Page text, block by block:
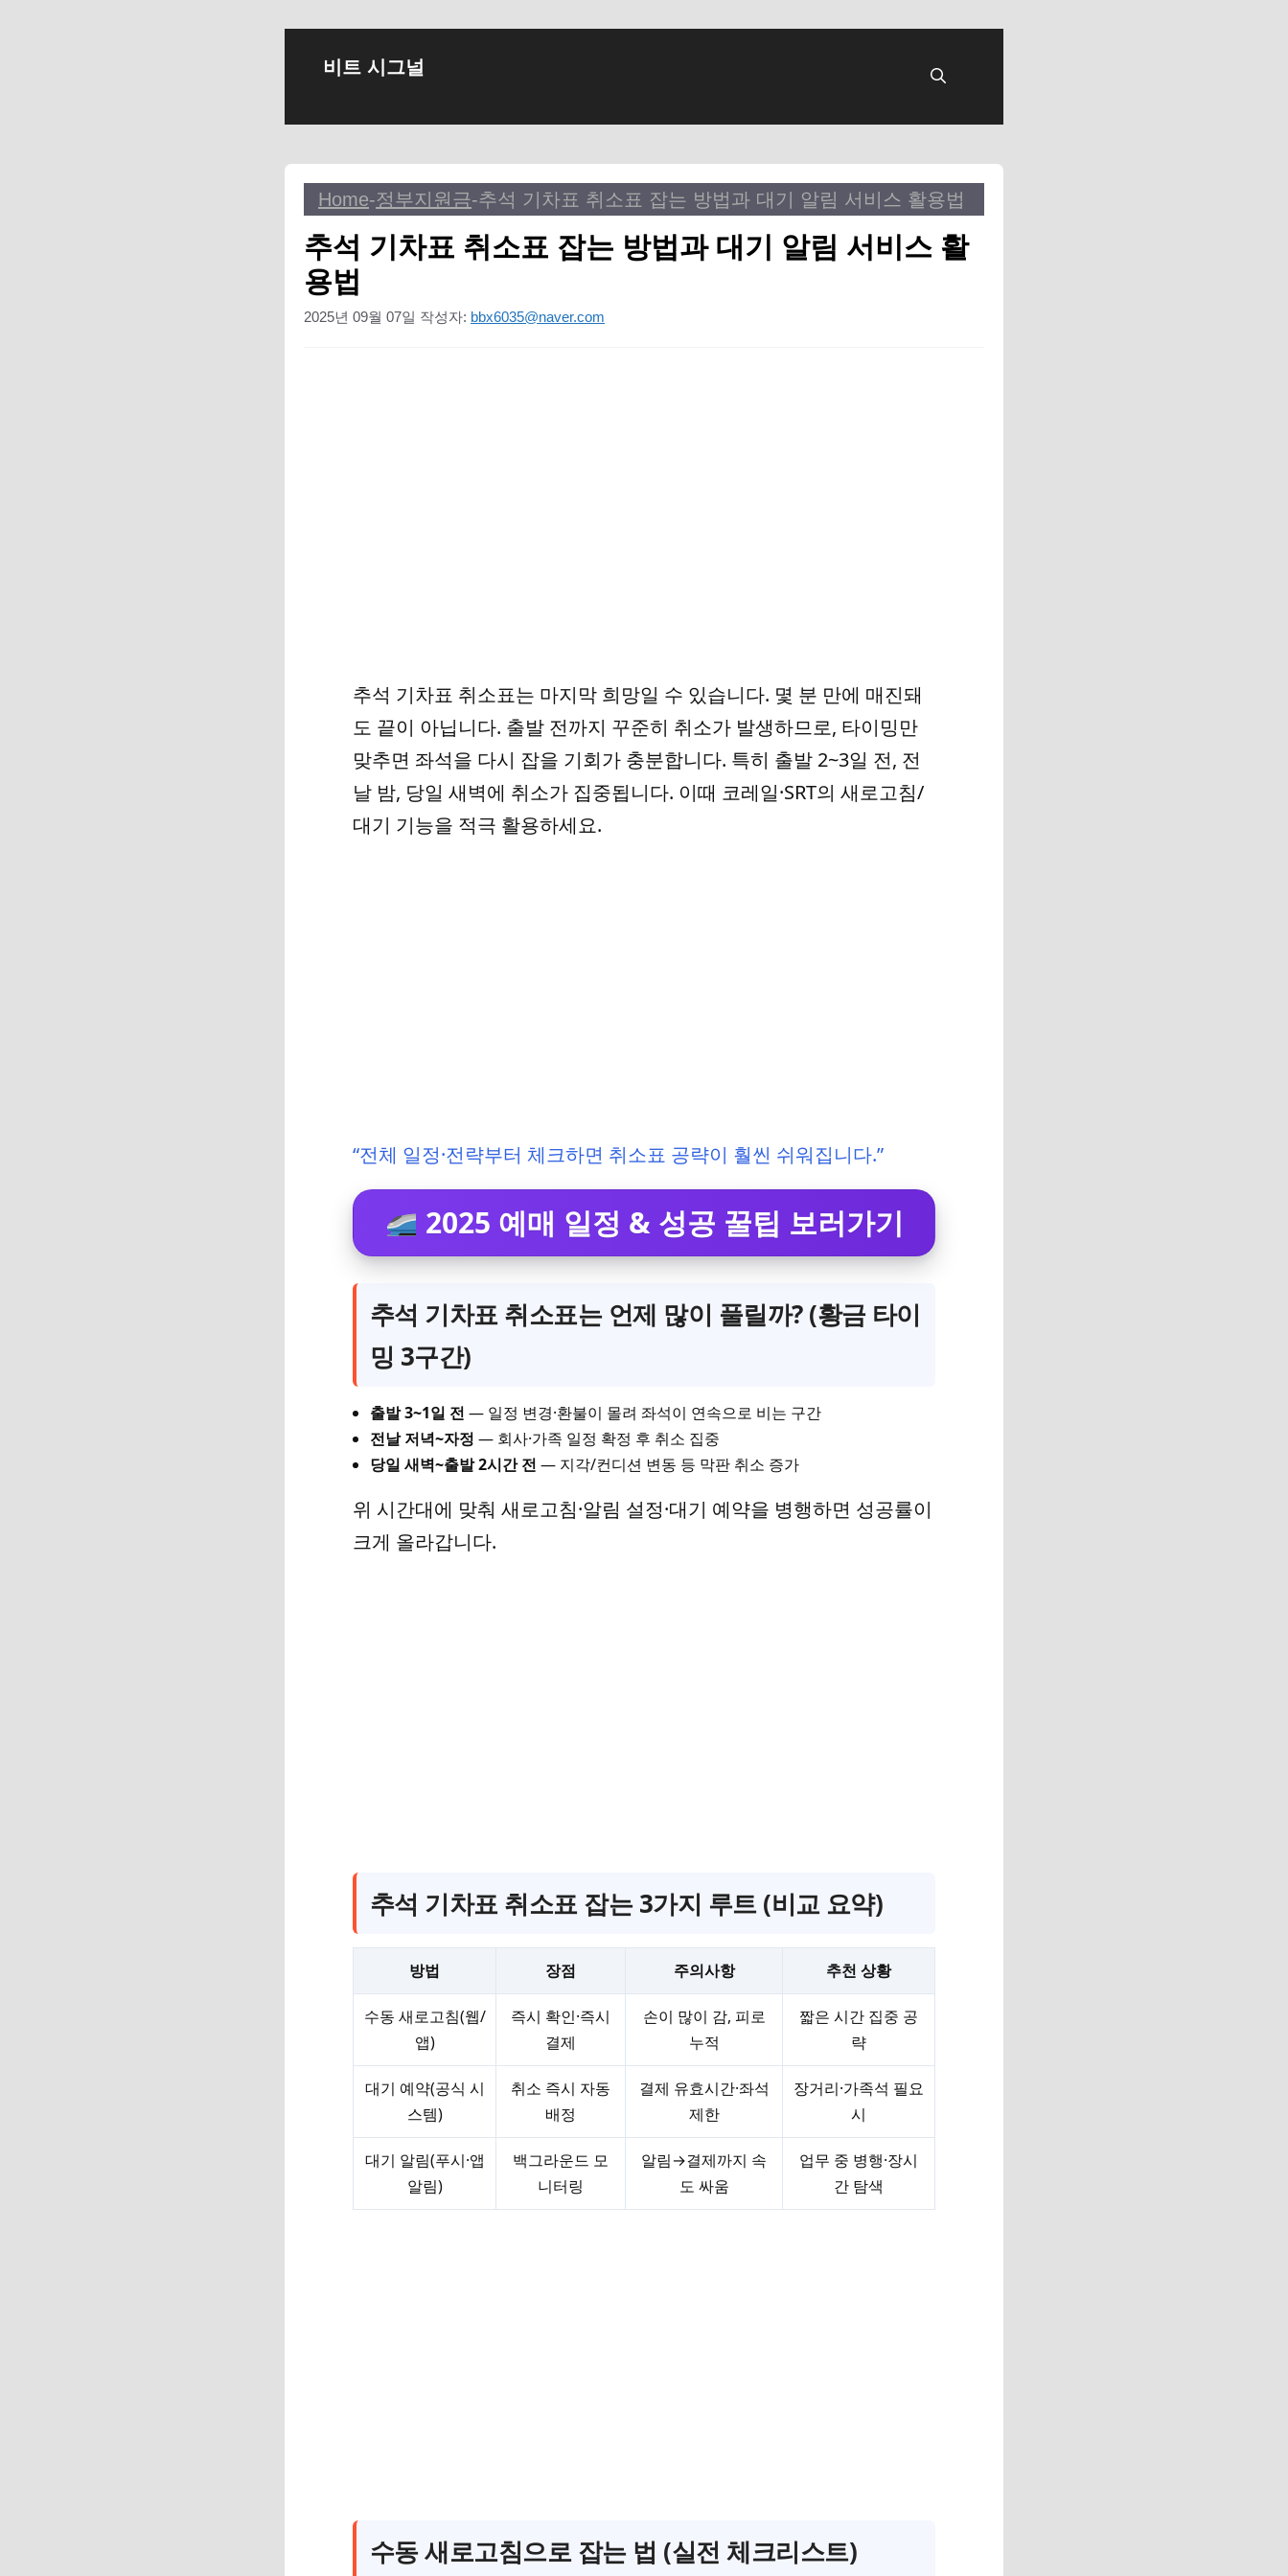
로
비트 시그널
Home-정부지원금-추석 기차표 취소표 잡는 방법과 대기 알림 서비스 활용법
추석 기차표 취소표 잡는 방법과 대기 알림 서비스 활
용법
2025년 09월 07일 작성자: bbx6035@naver.com
추석 기차표 취소표는 마지막 희망일 수 있습니다. 몇 분 만에 매진돼
도 끝이 아닙니다. 출발 전까지 꾸준히 취소가 발생하므로, 타이밍만
맞추면 좌석을 다시 잡을 기회가 충분합니다. 특히 출발 2~3일 전, 전
날 밤, 당일 새벽에 취소가 집중됩니다. 이때 코레일·SRT의 새로고침/
대기 기능을 적극 활용하세요.
“전체 일정·전략부터 체크하면 취소표 공략이 훨씬 쉬워집니다.”
2025 예매 일정 & 성공 꿀팁 보러가기
추석 기차표 취소표는 언제 많이 풀릴까? (황금 타이
밍 3구간)
출발 3~1일 전 — 일정 변경·환불이 몰려 좌석이 연속으로 비는 구간
전날 저녁~자정 — 회사·가족 일정 확정 후 취소 집중
당일 새벽~출발 2시간 전 — 지각/컨디션 변동 등 막판 취소 증가
위 시간대에 맞춰 새로고침·알림 설정·대기 예약을 병행하면 성공률이
크게 올라갑니다.
추석 기차표 취소표 잡는 3가지 루트 (비교 요약)
방법 장점 주의사항 추천 상황
수동 새로고침(웹/
앱)
즉시 확인·즉시
결제
손이 많이 감, 피로
누적
짧은 시간 집중 공
략
대기 예약(공식 시
스템)
취소 즉시 자동
배정
결제 유효시간·좌석
제한
장거리·가족석 필요
시
대기 알림(푸시·앱
알림)
백그라운드 모
니터링
알림→결제까지 속
도 싸움
업무 중 병행·장시
간 탐색
수동 새로고침으로 잡는 법 (실전 체크리스트)